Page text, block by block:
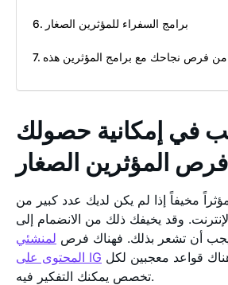
من فرص نجاحك مع برامج المؤثرين هذه
في إمكانية حصولك
المؤثرين الصغار
مخيفاً إذا لم يكن لديك عدد كبير من
وقد يخيفك ذلك من الانضمام إلى
يجب أن تشعر بذلك. فهناك فرص لمنشئي
المحتوى على IG
تخصص يمكنك التفكير فيه.